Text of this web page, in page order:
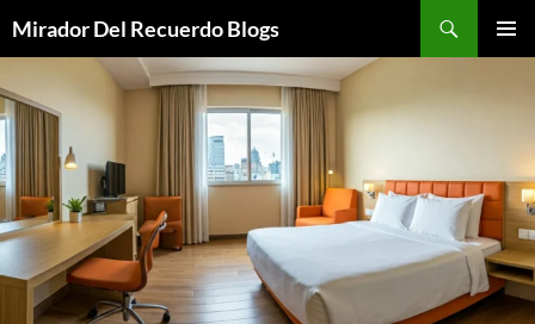
Mirador Del Recuerdo Blogs